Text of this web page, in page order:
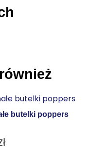
butelki poppers